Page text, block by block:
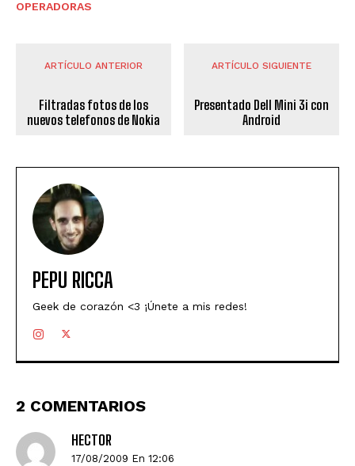
OPERADORAS
ARTÍCULO ANTERIOR
Filtradas fotos de los
nuevos telefonos de Nokia
ARTÍCULO SIGUIENTE
Presentado Dell Mini 3i con
Android
PEPU RICCA
Geek de corazón <3 ¡Únete a mis redes!
2 COMENTARIOS
HECTOR
17/08/2009 En 12:06